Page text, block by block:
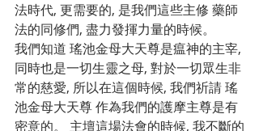
法時代, 更需要的, 是我們這些主修 藥師
法的同修們, 盡力發揮力量的時候。
我們知道 瑤池金母大天尊是瘟神的主宰,
同時也是一切生靈之母, 對於一切眾生非
常的慈愛, 所以在這個時候, 我們祈請 瑤
池金母大天尊 作為我們的護摩主尊是有
密意的。 主壇這場法會的時候, 我不斷的